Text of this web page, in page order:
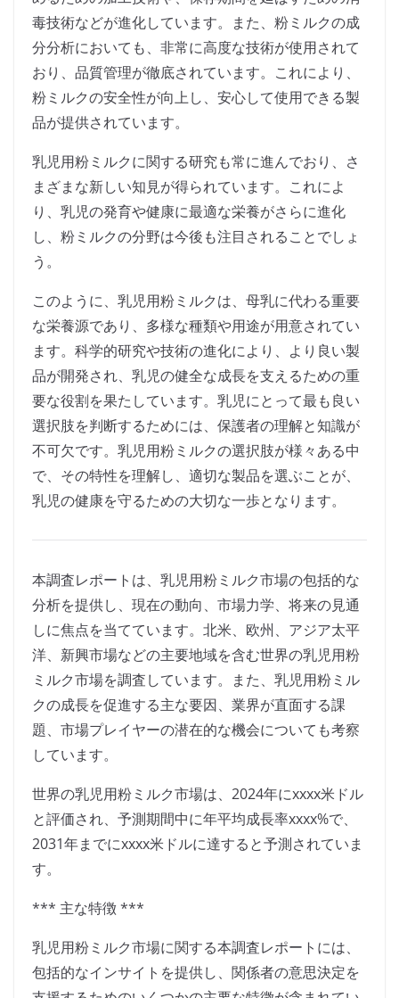
毒技術などが進化しています。また、粉ミルクの成
分分析においても、非常に高度な技術が使用されて
おり、品質管理が徹底されています。これにより、
粉ミルクの安全性が向上し、安心して使用できる製
品が提供されています。
乳児用粉ミルクに関する研究も常に進んでおり、さ
まざまな新しい知見が得られています。これによ
り、乳児の発育や健康に最適な栄養がさらに進化
し、粉ミルクの分野は今後も注目されることでしょ
う。
このように、乳児用粉ミルクは、母乳に代わる重要
な栄養源であり、多様な種類や用途が用意されてい
ます。科学的研究や技術の進化により、より良い製
品が開発され、乳児の健全な成長を支えるための重
要な役割を果たしています。乳児にとって最も良い
選択肢を判断するためには、保護者の理解と知識が
不可欠です。乳児用粉ミルクの選択肢が様々ある中
で、その特性を理解し、適切な製品を選ぶことが、
乳児の健康を守るための大切な一歩となります。
本調査レポートは、乳児用粉ミルク市場の包括的な
分析を提供し、現在の動向、市場力学、将来の見通
しに焦点を当てています。北米、欧州、アジア太平
洋、新興市場などの主要地域を含む世界の乳児用粉
ミルク市場を調査しています。また、乳児用粉ミル
クの成長を促進する主な要因、業界が直面する課
題、市場プレイヤーの潜在的な機会についても考察
しています。
世界の乳児用粉ミルク市場は、2024年にxxxx米ドル
と評価され、予測期間中に年平均成長率xxxx%で、
2031年までにxxxx米ドルに達すると予測されていま
す。
*** 主な特徴 ***
乳児用粉ミルク市場に関する本調査レポートには、
包括的なインサイトを提供し、関係者の意思決定を